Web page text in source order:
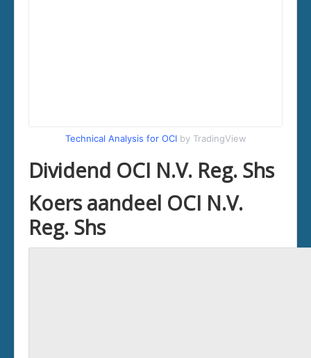
Technical Analysis for OCIby TradingView
Dividend OCI N.V. Reg. Shs
Koers aandeel OCI N.V.
Reg. Shs